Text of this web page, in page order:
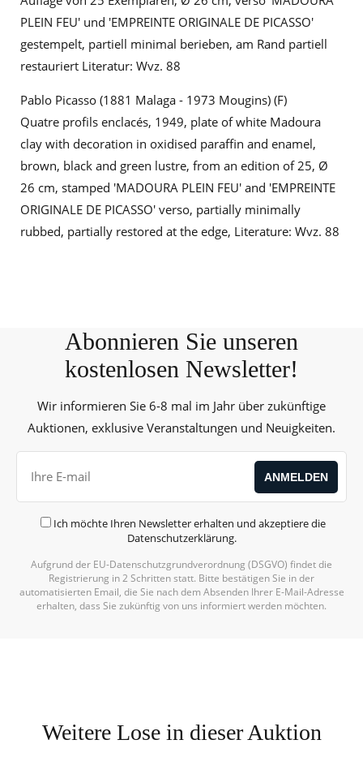
PLEIN FEU' und 'EMPREINTE ORIGINALE DE PICASSO'
gestempelt, partiell minimal berieben, am Rand partiell
restauriert Literatur: Wvz. 88
Pablo Picasso (1881 Malaga - 1973 Mougins) (F)
Quatre profils enclacés, 1949, plate of white Madoura
clay with decoration in oxidised paraffin and enamel,
brown, black and green lustre, from an edition of 25, Ø
26 cm, stamped 'MADOURA PLEIN FEU' and 'EMPREINTE
ORIGINALE DE PICASSO' verso, partially minimally
rubbed, partially restored at the edge, Literature: Wvz. 88
Abonnieren Sie unseren
kostenlosen Newsletter!
Wir informieren Sie 6-8 mal im Jahr über zukünftige
Auktionen, exklusive Veranstaltungen und Neuigkeiten.
Ich möchte Ihren Newsletter erhalten und akzeptiere die
Datenschutzerklärung.
Aufgrund der EU-Datenschutzgrundverordnung (DSGVO) findet die
Registrierung in 2 Schritten statt. Bitte bestätigen Sie in der
automatisierten Email, die Sie nach dem Absenden Ihrer E-Mail-Adresse
erhalten, dass Sie zukünftig von uns informiert werden möchten.
Weitere Lose in dieser Auktion